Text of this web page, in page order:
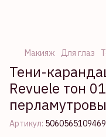
Макияж Для глаз
Тени-
Revuele тон
Артикул: 5060565109469